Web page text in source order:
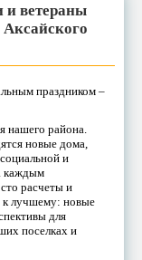
и ветераны
Аксайского
праздником –
нашего района.
новые дома,
и
каждым
расчеты и
к лучшему: новые
для
поселках и